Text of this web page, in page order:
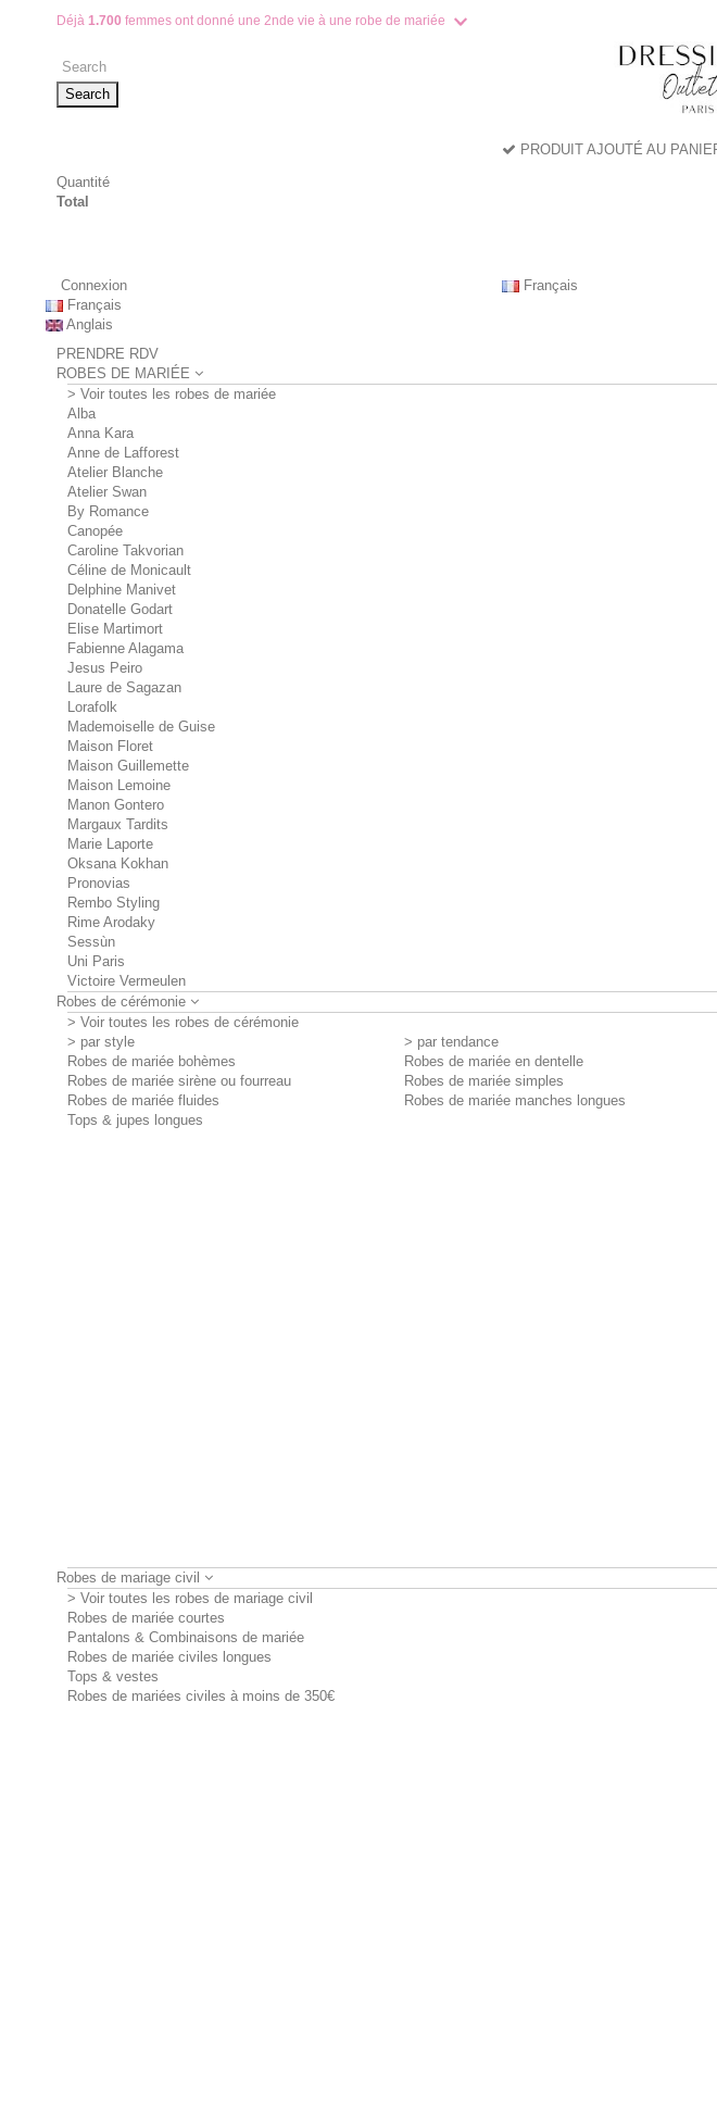
Déjà 1.700 femmes ont donné une 2nde vie à une robe de mariée
Search
PRODUIT AJOUTÉ AU
Quantité
Total
Connexion
Français
Français
Anglais
PRENDRE RDV
ROBES DE MARIÉE
> Voir toutes les robes de mariée
Alba
Anna Kara
Anne de Lafforest
Atelier Blanche
Atelier Swan
By Romance
Canopée
Caroline Takvorian
Céline de Monicault
Delphine Manivet
Donatelle Godart
Elise Martimort
Fabienne Alagama
Jesus Peiro
Laure de Sagazan
Lorafolk
Mademoiselle de Guise
Maison Floret
Maison Guillemette
Maison Lemoine
Manon Gontero
Margaux Tardits
Marie Laporte
Oksana Kokhan
Pronovias
Rembo Styling
Rime Arodaky
Sessùn
Uni Paris
Victoire Vermeulen
Robes de cérémonie
> Voir toutes les robes de cérémonie
> par style
Robes de mariée bohèmes
Robes de mariée sirène ou fourreau
Robes de mariée fluides
Tops & jupes longues
> par tendance
Robes de mariée en dentelle
Robes de mariée simples
Robes de mariée manches longues
Robes de mariage civil
> Voir toutes les robes de mariage civil
Robes de mariée courtes
Pantalons & Combinaisons de mariée
Robes de mariée civiles longues
Tops & vestes
Robes de mariées civiles à moins de 350€